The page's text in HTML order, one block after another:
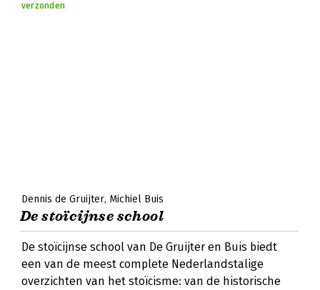
verzonden
Dennis de Gruijter Michiel Buis
De stoïcijnse school
De stoïcijnse school van De Gruijter en Buis biedt
een van de meest complete Nederlandstalige
overzichten van het stoïcisme: van de historische